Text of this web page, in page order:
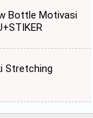
Bottle Motivasi
Stretching